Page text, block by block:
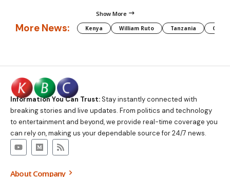
Show More
More News: Kenya William Ruto Tanzania CAF
Information You Can Trust:Stay instantly connected with
breaking stories and live updates. From politics and technology
to entertainment and beyond, we provide real-time coverage you
can rely on, making us your dependable source for 24/7 news.
About Company